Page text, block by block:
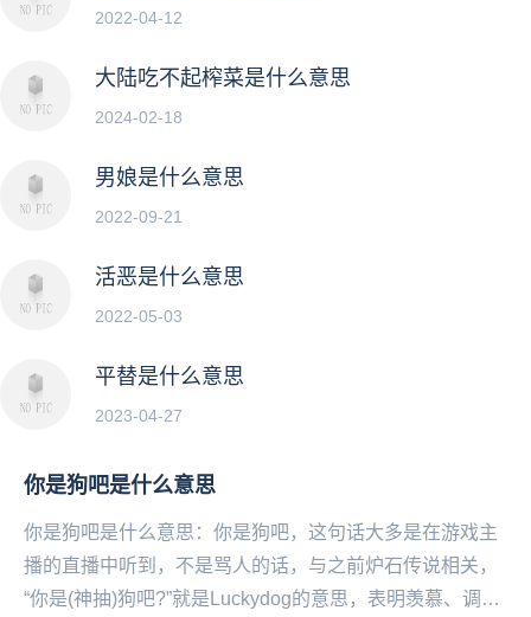
2022-04-12
大陆吃不起榨菜是什么意思
2024-02-18
男娘是什么意思
2022-09-21
活恶是什么意思
2022-05-03
平替是什么意思
2023-04-27
你是狗吧是什么意思
你是狗吧是什么意思：你是狗吧，这句话大多是在游戏主
播的直播中听到，不是骂人的话，与之前炉石传说相关，
“你是(神抽)狗吧?”就是Luckydog的意思，表明羡慕、调侃